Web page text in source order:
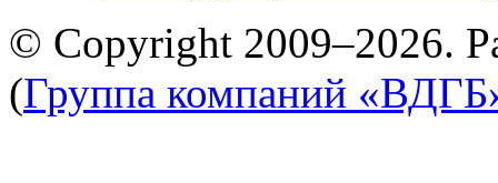
© Copyright 2009–2026.
(Группа компаний